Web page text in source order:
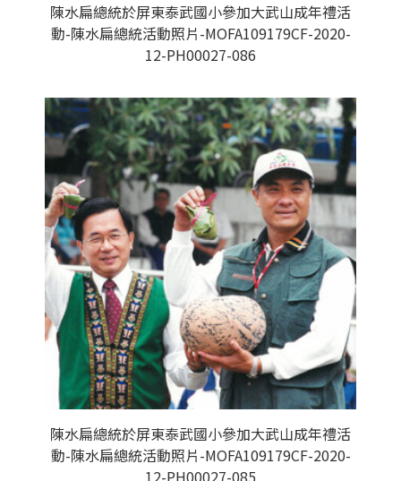
陳水扁總統於屏東泰武國小參加大武山成年禮活
動-陳水扁總統活動照片-MOFA109179CF-2020-
12-PH00027-086
陳水扁總統於屏東泰武國小參加大武山成年禮活
動-陳水扁總統活動照片-MOFA109179CF-2020-
12-PH00027-085